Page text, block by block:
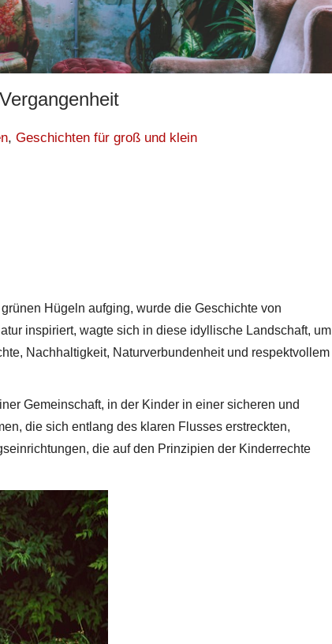
, Geschichten für groß und klein
Hügeln aufging, wurde die Geschichte von
inspiriert, wagte sich in diese idyllische Landschaft, um
Nachhaltigkeit, Naturverbundenheit und respektvollem
Gemeinschaft, in der Kinder in einer sicheren und
die sich entlang des klaren Flusses erstreckten,
die auf den Prinzipien der Kinderrechte